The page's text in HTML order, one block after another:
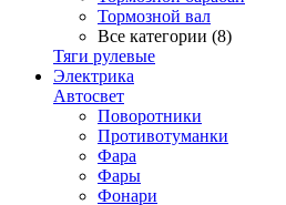
Тормозной вал
Все категории (8)
Тяги рулевые
Электрика
Автосвет
Поворотники
Противотуманки
Фара
Фары
Фонари